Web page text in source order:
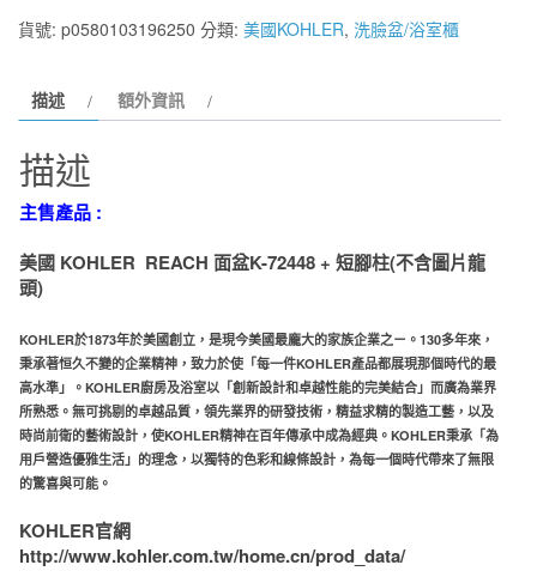
KOHLER
REACH
盆
72448
短
腳
柱
量
貨號: p0580103196250 分類: 美國KOHLER, 洗臉盆/浴室櫃
描述 額外資訊
描述
主售產品 :
美國 KOHLER REACH 面盆K-72448 + 短腳柱(不含圖片龍
頭)
KOHLER於1873年於美國創立，是現今美國最龐大的家族企業之ㄧ。130多年來，
秉承著恒久不變的企業精神，致力於使「每一件KOHLER產品都展現那個時代的最
高水準」。KOHLER廚房及浴室以「創新設計和卓越性能的完美結合」而廣為業界
所熟悉。無可挑剔的卓越品質，領先業界的研發技術，精益求精的製造工藝，以及
時尚前衛的藝術設計，使KOHLER精神在百年傳承中成為經典。KOHLER秉承「為
用戶營造優雅生活」的理念，以獨特的色彩和線條設計，為每一個時代帶來了無限
的驚喜與可能。
KOHLER官網
http://www.kohler.com.tw/home.cn/prod_data/